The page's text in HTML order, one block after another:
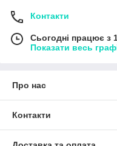
Контакти
Сьогодні працює з
Показати весь
Про нас
Контакти